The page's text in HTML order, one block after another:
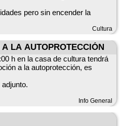
pero sin encender la
Cultura
LA AUTOPROTECCIÓN
h en la casa de cultura tendrá
a la autoprotección, es
jugando e interactuando!!Info General